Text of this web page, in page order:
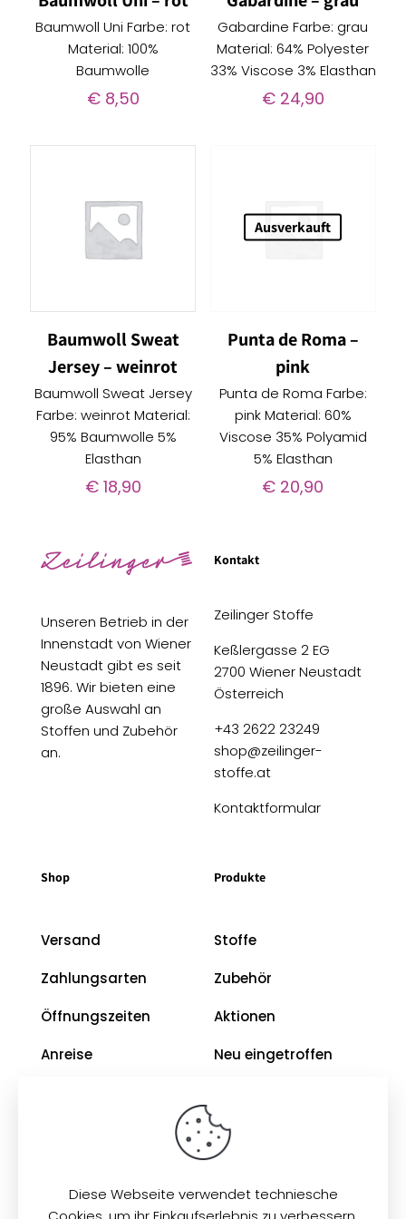
Baumwoll Uni Farbe: rot
Material: 100%
Baumwolle
€8,50
Gabardine Farbe: grau
Material: 64% Polyester
33% Viscose 3% Elasthan
€24,90
Baumwoll Sweat
Jersey – weinrot
Baumwoll Sweat Jersey
Farbe: weinrot Material:
95% Baumwolle 5%
Elasthan
€18,90
Ausverkauft
Punta de Roma –
pink
Punta de Roma Farbe:
pink Material: 60%
Viscose 35% Polyamid
5% Elasthan
€ 20,90
Unseren Betrieb in der
Innenstadt von Wiener
Neustadt gibt es seit
1896. Wir bieten eine
große Auswahl an
Stoffen und Zubehör
an.
Kontakt
Zeilinger Stoffe
Keßlergasse 2 EG
2700 Wiener Neustadt
Österreich
+43 2622 23249
shop@zeilinger-
stoffe.at
Kontaktformular
Shop
Versand
Zahlungsarten
Öffnungszeiten
Anreise
Datenschutz
Produkte
Stoffe
Zubehör
Aktionen
Neu eingetroffen
Diese Webseite verwendet techniesche